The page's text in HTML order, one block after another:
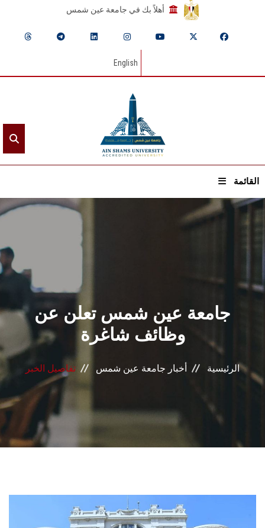
أهلاً بك في جامعة عين شمس
English
القائمة
الرئيسيـة
عن الجامعة
القطاعـات
الشئون الأكاديمية
البحث العلمي
الرعاية الصحية
المراكز والوحدات
الأنظمة الذكية
جامعة عين شمس تعلن عن
وظائف شاغرة
الرئيسية أخبار جامعة عين شمس تفاصيل الخبر